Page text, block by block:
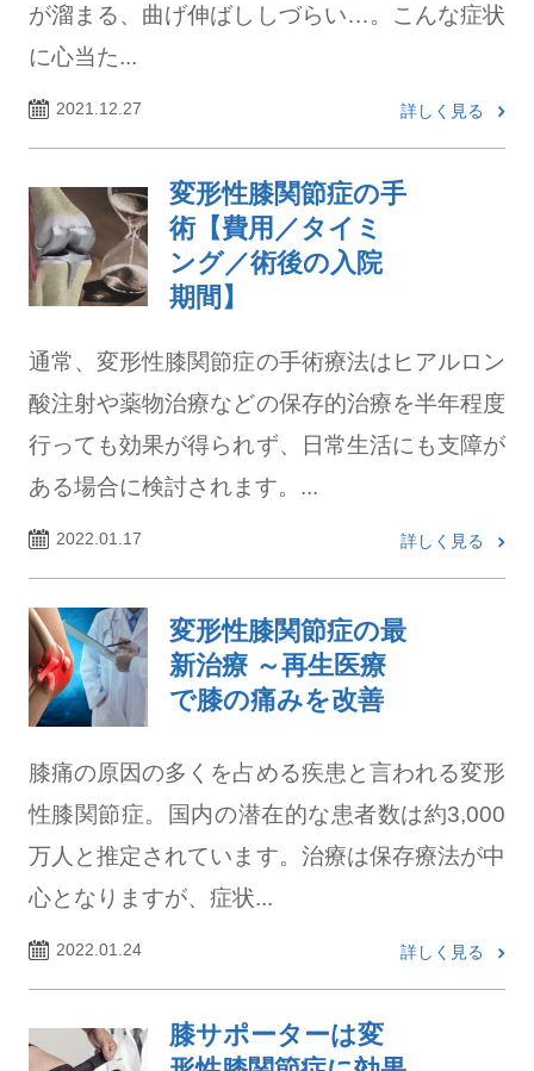
が溜まる、曲げ伸ばししづらい…。こんな症状
に心当た...
2021.12.27 詳しく見る
変形性膝関節症の手
術【費用／タイミ
ング／術後の入院
期間】
通常、変形性膝関節症の手術療法はヒアルロン
酸注射や薬物治療などの保存的治療を半年程度
行っても効果が得られず、日常生活にも支障が
ある場合に検討されます。...
2022.01.17 詳しく見る
変形性膝関節症の最
新治療 ～再生医療
で膝の痛みを改善
膝痛の原因の多くを占める疾患と言われる変形
性膝関節症。国内の潜在的な患者数は約3,000
万人と推定されています。治療は保存療法が中
心となりますが、症状...
2022.01.24 詳しく見る
膝サポーターは変